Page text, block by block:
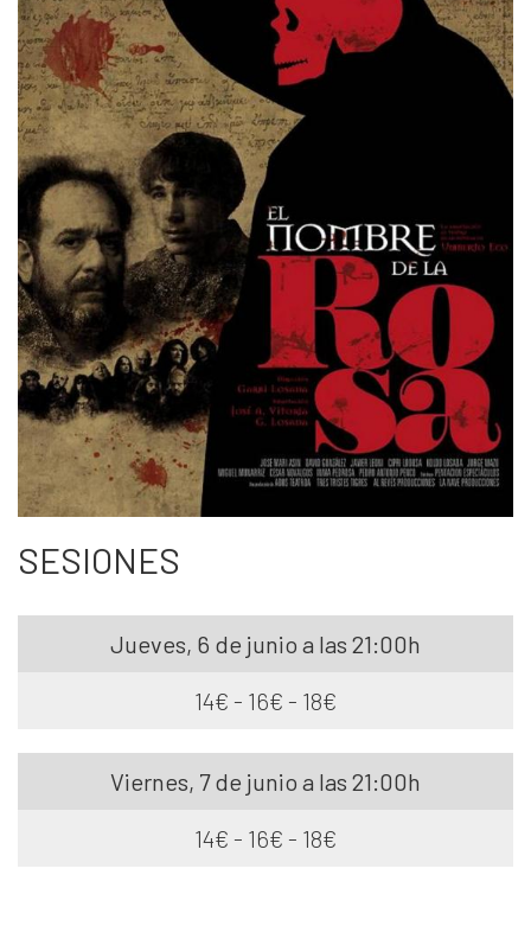
SESIONES
Jueves, 6 de junio a las 21:00h
14€ - 16€ - 18€
Viernes, 7 de junio a las 21:00h
14€ - 16€ - 18€